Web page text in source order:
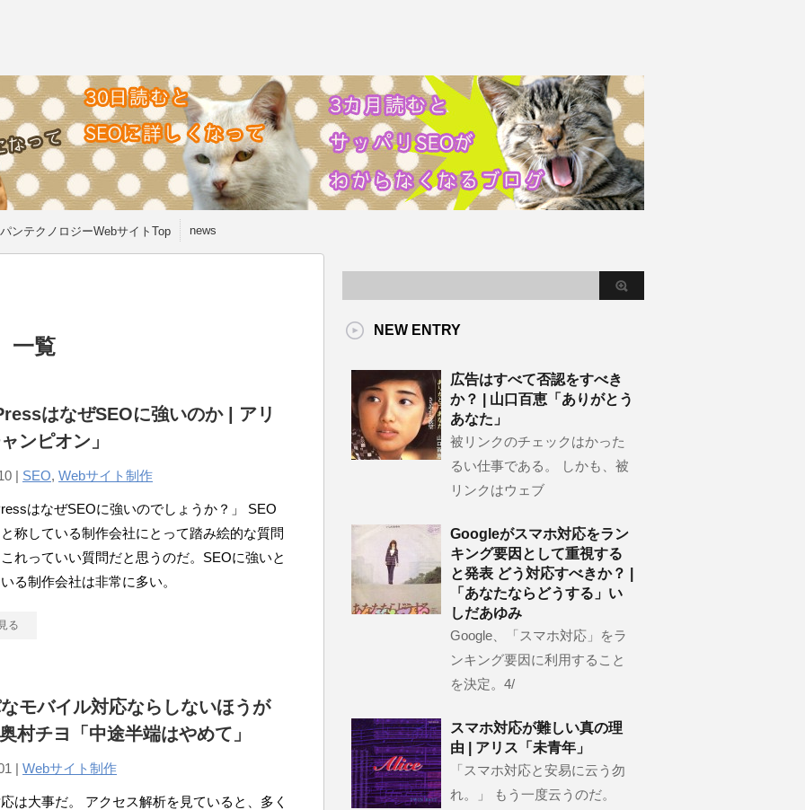
ンテクノロジーWebサイトTop news
一覧
はなぜSEOに強いのか | アリ
ンピオン」
| SEO, Webサイト制作
はなぜSEOに強いのでしょうか？」 SEO
称している制作会社にとって踏み絵的な質問
れっていい質問だと思うのだ。SEOに強いと
る制作会社は非常に多い。
る
モバイル対応ならしないほうが
村チヨ「中途半端はやめて」
| Webサイト制作
は大事だ。 アクセス解析を見ていると、多く
NEW ENTRY
広告はすべて否認をすべき
か？ | 山口百恵「ありがとう
あなた」
被リンクのチェックはかった
るい仕事である。 しかも、被
リンクはウェブ
Googleがスマホ対応をラン
キング要因として重視する
と発表 どう対応すべきか？ |
「あなたならどうする」い
しだあゆみ
Google、「スマホ対応」をラ
ンキング要因に利用すること
を決定。4/
スマホ対応が難しい真の理
由 | アリス「未青年」
「スマホ対応と安易に云う勿
れ。」 もう一度云うのだ。